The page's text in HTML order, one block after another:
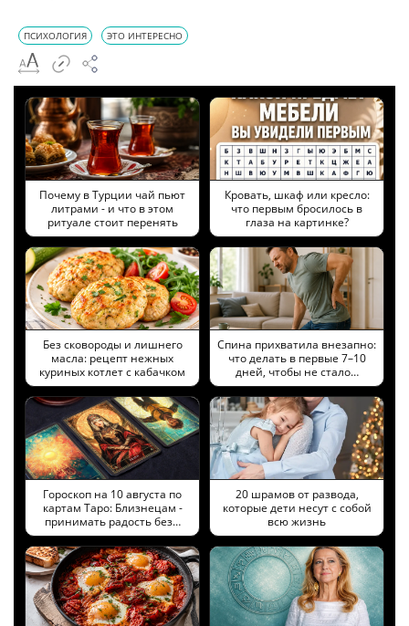
ПСИХОЛОГИЯ ЭТО ИНТЕРЕСНО
Почему в Турции чай пьют
литрами - и что в этом
ритуале стоит перенять
Кровать, шкаф или кресло:
что первым бросилось в
глаза на картинке?
Без сковороды и лишнего
масла: рецепт нежных
куриных котлет с кабачком
Спина прихватила внезапно:
что делать в первые 7–10
дней, чтобы не стало…
Гороскоп на 10 августа по
картам Таро: Близнецам -
принимать радость без…
20 шрамов от развода,
которые дети несут с собой
всю жизнь